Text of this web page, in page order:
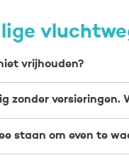
vrijhouden?
zonder versieringen.
staan om even te